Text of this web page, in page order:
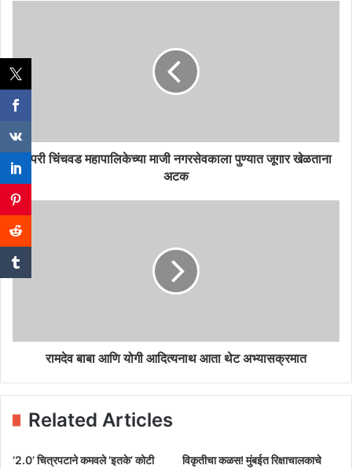
पिंपरी चिंचवड महापालिकेच्या माजी नगरसेवकाला पुण्यात जूगार खेळताना
अटक
रामदेव बाबा आणि योगी आदित्यनाथ आता थेट अभ्यासक्रमात
Related Articles
‘2.0’ चित्रपटाने कमवले ‘इतके’ कोटी
विकृतीचा कळस! मुंबईत रिक्षाचालकाचे